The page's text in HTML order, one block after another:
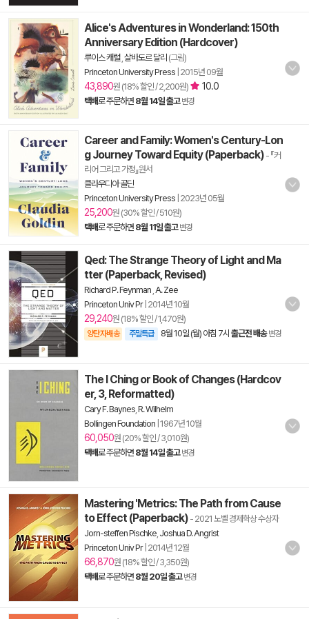
Alice's Adventures in Wonderland: 150th
Anniversary Edition (Hardcover)
루이스 캐럴, 살바도르 달리 (그림)
Princeton University Press 2015년 09월
43,890원 (18% 할인 / 2,200원) 10.0
택배로 주문하면 8월 14일 출고 변경
Career and Family: Women's Century-Lon
g Journey Toward Equity (Paperback) - 『커
리어 그리고 가정』원서
클라우디아 골딘
Princeton University Press 2023년 05월
25,200원 (30% 할인 / 510원)
택배로 주문하면 8월 11일 출고 변경
Qed: The Strange Theory of Light and Ma
tter (Paperback, Revised)
Richard P. Feynman A. Zee
Princeton Univ Pr| 2014년 10월
29,240원 (18% 할인 / 1,470원)
양탄자배송 주말특급 8월 10일 (월) 아침 7시 출근전 배송 변경
The I Ching or Book of Changes (Hardcov
er, 3, Reformatted)
Cary F. Baynes R. Wilhelm
Bollingen Foundation 1967년 10월
60,050원 (20% 할인 / 3,010원)
택배로 주문하면 8월 14일 출고 변경
Mastering 'Metrics: The Path from Cause
to Effect (Paperback) - 2021 노벨 경제학상 수상자
Jorn-steffen Pischke Joshua D. Angrist
Princeton Univ Pr| 2014년 12월
66,870원 (18% 할인 / 3,350원)
택배로 주문하면 8월 20일 출고 변경